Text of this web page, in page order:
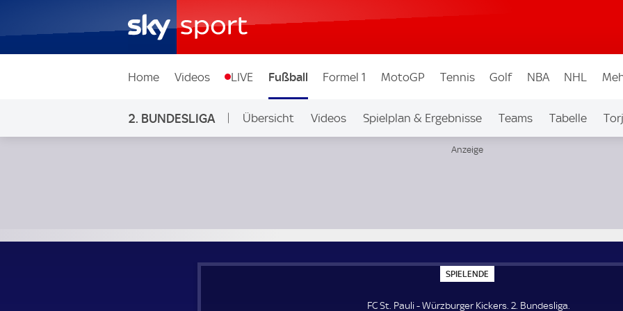
Home Videos LIVE Fußball Formel 1 MotoGP Tennis Golf NBA NHL
2. BUNDESLIGA Übersicht Videos Spielplan & Ergebnisse Teams Tabelle
SPIELENDE
P
E
FC St. Pauli - Würzburger Kickers. 2. Bundesliga.